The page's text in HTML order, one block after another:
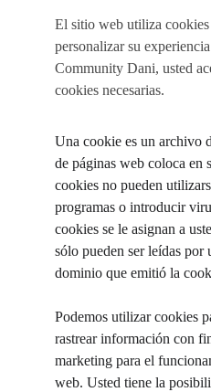
El sitio web utiliza cookies
personalizar su
Community Dani, usted
cookies necesarias.
Una cookie es un archivo
de páginas web coloca en
cookies no pueden
programas o introducir
cookies se le asignan a
sólo pueden ser leídas por
dominio que emitió la
Podemos utilizar cookies
rastrear información con
marketing para el
web. Usted tiene la